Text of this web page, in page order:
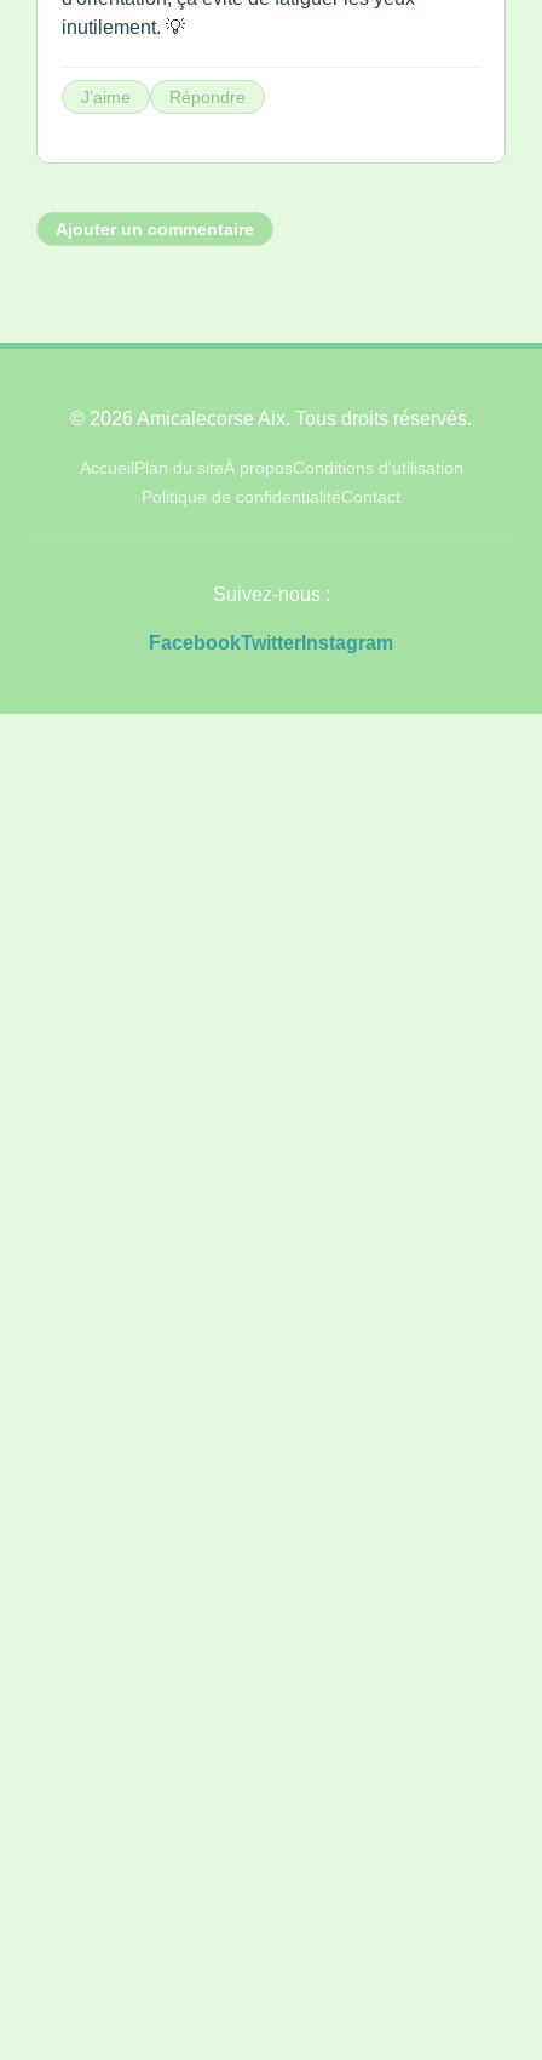
inutilement. 💡
J'aime Répondre
Ajouter un commentaire
© 2026 Amicalecorse Aix. Tous droits réservés.
AccueilPlan du siteÀ proposConditions d'utilisation
Politique de confidentialitéContact
Suivez-nous :
FacebookTwitter Instagram